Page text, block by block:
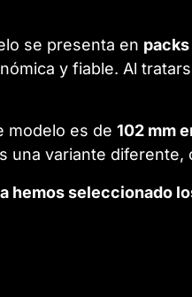
se presenta en
y fiable. Al
modelo es de 102 mm
una variante
hemos seleccionado